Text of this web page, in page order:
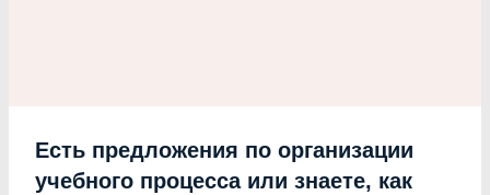
Есть предложения по организации
учебного процесса или знаете, как